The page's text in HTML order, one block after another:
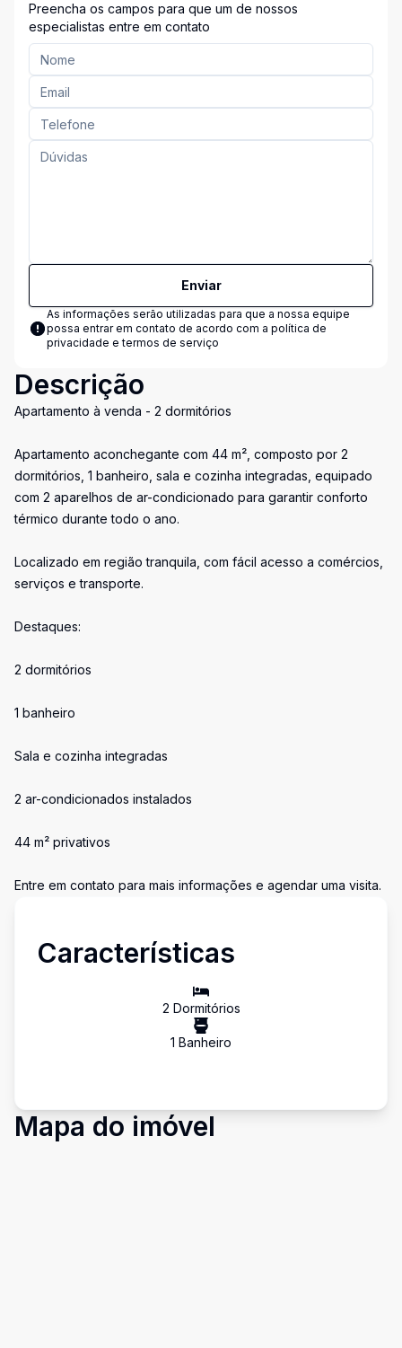
Preencha os campos para que um de nossos
especialistas entre em contato
Enviar
As informações serão utilizadas para que a nossa equipe
possa entrar em contato de acordo com a política de
privacidade e termos de serviço
Descrição
Apartamento à venda - 2 dormitórios
Apartamento aconchegante com 44 m², composto por 2
dormitórios, 1 banheiro, sala e cozinha integradas, equipado
com 2 aparelhos de ar-condicionado para garantir conforto
térmico durante todo o ano.
Localizado em região tranquila, com fácil acesso a comércios,
serviços e transporte.
Destaques:
2 dormitórios
1 banheiro
Sala e cozinha integradas
2 ar-condicionados instalados
44 m² privativos
Entre em contato para mais informações e agendar uma visita.
Características
2 Dormitórios
1 Banheiro
Mapa do imóvel